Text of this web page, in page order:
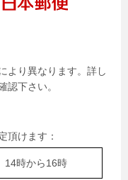
より異なります。詳し
認下さい。
頂けます：
14時から16時